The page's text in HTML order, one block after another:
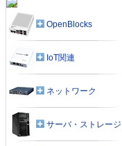
OpenBlocks
IoT関連
ネットワーク
サーバ・ストレージ